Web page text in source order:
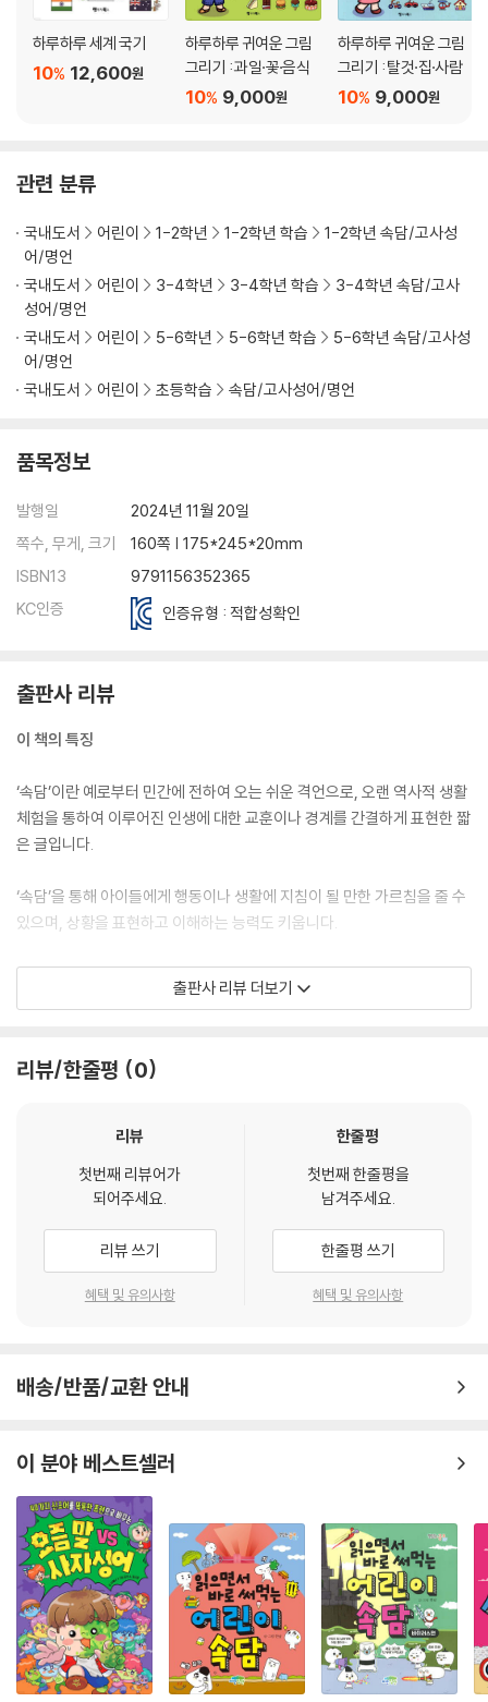
식혜 먹은 고양이 속
도둑놈 개 꾸짖듯
고양이 쥐 생각
낫 놓고 기역 자도 모른다
벼 이삭은 익을수록 고개를 숙인다
울며 겨자 먹기
팥죽 단지에 생쥐 달랑거리듯
숭어가 뛰니까 망둥이도 뛴다
남의 잔치에 감 놓아라 배 놓아라 한다
감나무 밑에 누워서 홍시 떨어지기를 기다린다
닭 잡아먹고 오리발 내놓기
돌다리도 두들겨 보고 건너라
땅 짚고 헤엄치기
달걀로 바위 치기
귀신이 곡할 노릇이다
배보다 배꼽이 더 크다
언 발에 오줌 누기
까마귀 날자 배 떨어진다
물에 빠진 놈 건져 놓으니까 내 봇짐 내라 한다
미꾸라지 한 마리가 온 웅덩이를 흐려 놓는다
달도 차면 기운다
싸움은 말리고 흥정은 붙이랬다
입에 쓴 약이 병에는 좋다
콩 심은 데 콩 나고 팥 심은 데 팥 난다
사공이 많으면 배가 산으로 간다
첫술에 배부르랴
구르는 돌은 이끼가 안 낀다
구슬이 서 말이라도 꿰어야 보배라
세 살 적 버릇이 여든까지 간다
열 번 찍어 아니 넘어가는 나무 없다
서당 개 삼 년에 풍월을 읊는다
구더기 무서워 장 못 담글까
비 온 뒤에 땅이 굳어진다
고생 끝에 낙이 온다
공든 탑이 무너지랴
티끌 모아 태산
개천에서 용 난다
익히기 5
음식 & 동물
하루하루 세계 국기
12,600원
10%
하루하루 귀여운 그림
그리기 : 과일·꽃·음식
9,000원
10%
하루하루 귀여운 그림
그리기 : 탈것·집·사람
9,000원
10%
관련 분류
국내도서 어린이 1-2학년 1-2학년 학습
1-2학년 속담/고사성
어/명언
국내도서
어린이 3-4학년 3-4학년 학습
3-4학년 속담/고사
성어/명언
국내도서
어린이 5-6학년 5-6학년 학습
5-6학년 속담/고사성
어/명언
국내도서
어린이 초등학습 속담/고사성어/명언
품목정보
발행일
2024년 11월 20일
쪽수, 무게, 크기
160쪽 | 175*245*20mm
ISBN13
9791156352365
KC인증
인증유형 : 적합성확인
출판사 리뷰
이 책의 특징
‘속담’이란 예로부터 민간에 전하여 오는 쉬운 격언으로, 오랜 역사적 생활
체험을 통하여 이루어진 인생에 대한 교훈이나 경계를 간결하게 표현한 짧
은 글입니다.
‘속담’을 통해 아이들에게 행동이나 생활에 지침이 될 만한 가르침을 줄 수
있으며, 상황을 표현하고 이해하는 능력도 키웁니다.
‘속담’을 이용한 예문을 중심으로 학습하면서 필수 낱말도 함께 익히다 보
면, 글을 읽고 이해하는 문해력이 향상됩니다.
속담의 뜻을 알아보고, 실제 어떻게 이용할 수 있는지 예문으로 확인합니
비슷한 표현도 배워 봅니다.
연습 문제를 통해, 앞에서 배운 속담을 반복 학습하여 내 것으로 익힙니다.
출판사 리뷰 더보기
리뷰/한줄평 0
리뷰
첫번째 리뷰어가
되어주세요.
리뷰 쓰기
혜택 및 유의사항
한줄평
첫번째 한줄평을
남겨주세요.
한줄평 쓰기
혜택 및 유의사항
배송/반품/교환 안내
이 분야 베스트셀러